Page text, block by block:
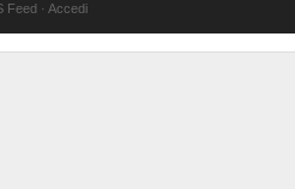
Feed · Accedi